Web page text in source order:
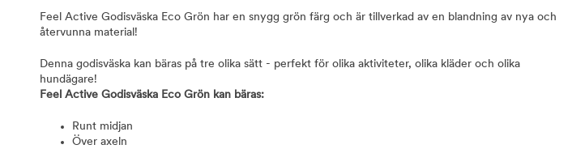
Feel Active Godisväska Eco Grön har en snygg grön färg och är tillverkad av en blandning av nya och
återvunna material!
Denna godisväska kan bäras på tre olika sätt - perfekt för olika aktiviteter, olika kläder och olika
hundägare!
Feel Active Godisväska Eco Grön kan bäras:
Runt midjan
Över axeln